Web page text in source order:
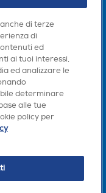
di terze
di
ed
ai tuoi interessi,
ed analizzare le
determinare
alle tue
policy per